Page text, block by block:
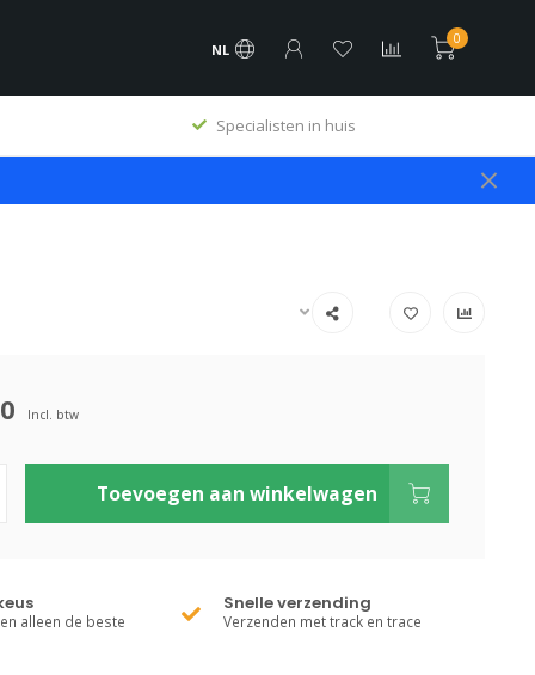
NL
0
Specialisten in huis
Incl. btw
Toevoegen aan winkelwagen
alleen de beste
Snelle verzending
Verzenden met track en trace